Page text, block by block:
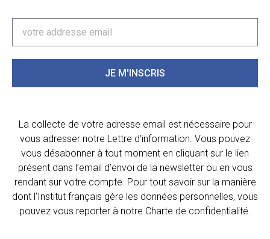
JE M'INSCRIS
La collecte de votre adresse email est nécessaire pour
vous adresser notre Lettre d’information. Vous pouvez
vous désabonner à tout moment en cliquant sur le lien
présent dans l’email d’envoi de la newsletter ou en vous
rendant sur votre compte. Pour tout savoir sur la manière
dont l’Institut français gère les données personnelles, vous
pouvez vous reporter à notre Charte de confidentialité.